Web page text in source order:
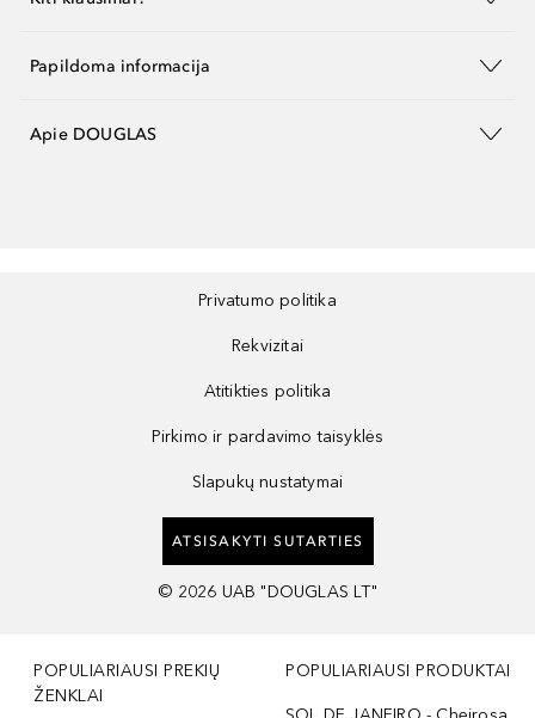
Papildoma informacija
Apie DOUGLAS
Privatumo politika
Rekvizitai
Atitikties politika
Pirkimo ir pardavimo taisyklės
Slapukų nustatymai
ATSISAKYTI SUTARTIES
© 2026 UAB "DOUGLAS LT"
POPULIARIAUSI PREKIŲ
ŽENKLAI
POPULIARIAUSI PRODUKTAI